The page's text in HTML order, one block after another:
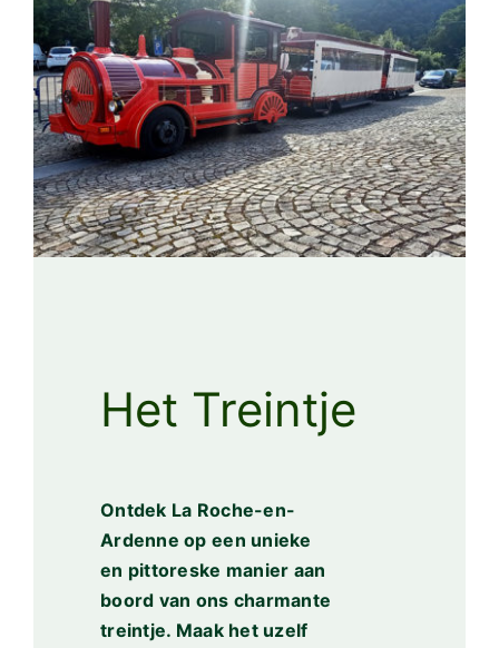
Het Treintje
Ontdek La Roche-en-
Ardenne op een unieke
en pittoreske manier aan
boord van ons charmante
treintje. Maak het uzelf